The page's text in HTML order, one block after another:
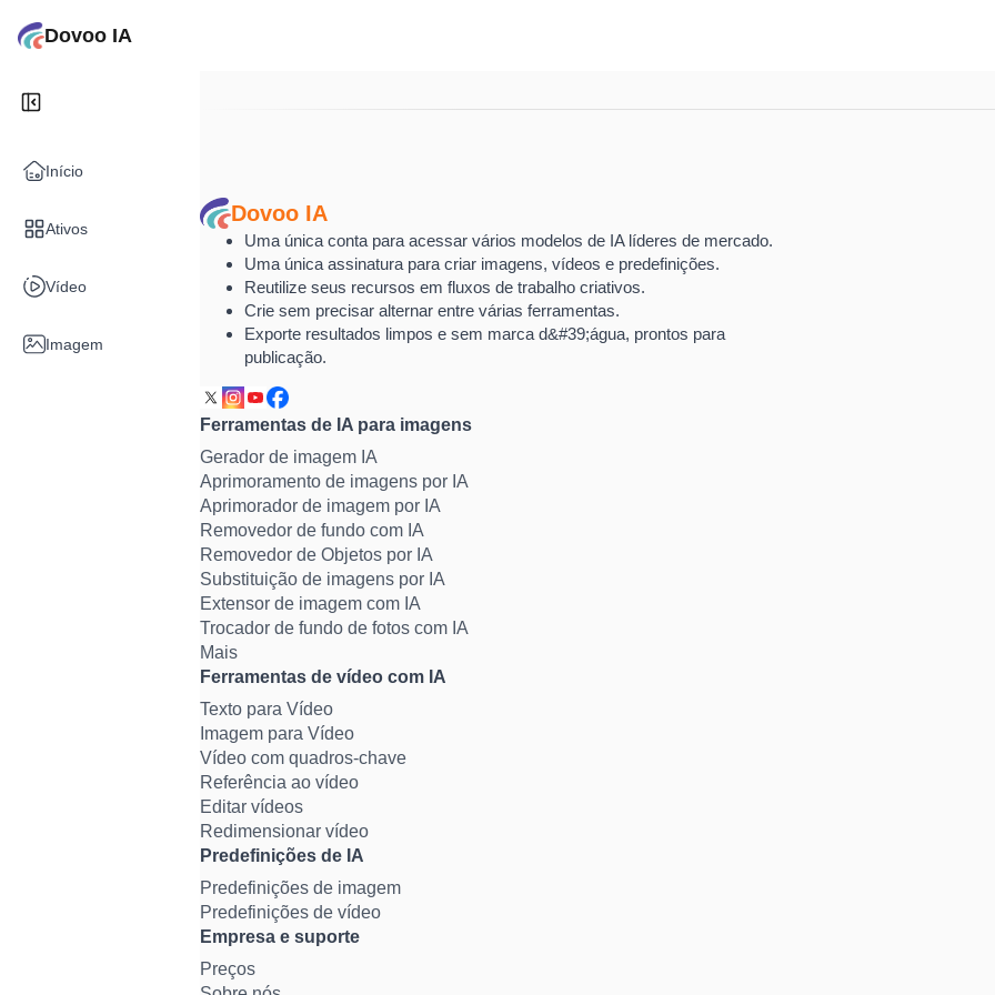
Dovoo IA
Início
Ativos
Vídeo
Imagem
Dovoo IA
Uma única conta para acessar vários modelos de IA líderes de mercado.
Uma única assinatura para criar imagens, vídeos e predefinições.
Reutilize seus recursos em fluxos de trabalho criativos.
Crie sem precisar alternar entre várias ferramentas.
Exporte resultados limpos e sem marca d&#39;água, prontos para
publicação.
Ferramentas de IA para imagens
Gerador de imagem IA
Aprimoramento de imagens por IA
Aprimorador de imagem por IA
Removedor de fundo com IA
Removedor de Objetos por IA
Substituição de imagens por IA
Extensor de imagem com IA
Trocador de fundo de fotos com IA
Mais
Ferramentas de vídeo com IA
Texto para Vídeo
Imagem para Vídeo
Vídeo com quadros-chave
Referência ao vídeo
Editar vídeos
Redimensionar vídeo
Predefinições de IA
Predefinições de imagem
Predefinições de vídeo
Empresa e suporte
Preços